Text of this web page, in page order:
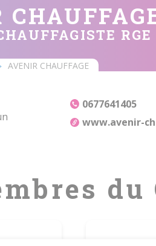
RGE
AVENIR CHAUFFAGE
0677641405
www.avenir-
du